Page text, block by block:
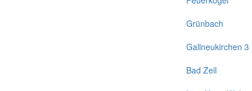
Grünbach
Gallneukirchen 3
Bad Zell